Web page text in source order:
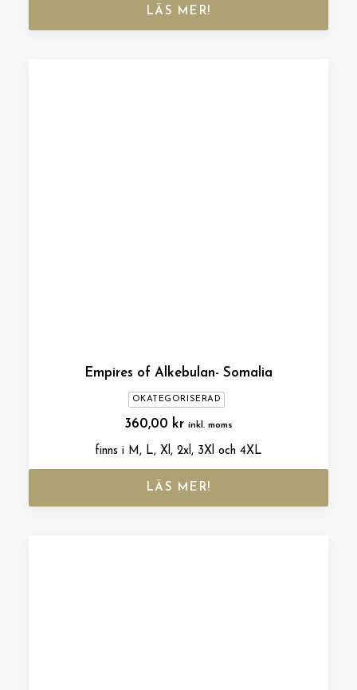
LÄS MER!
Empires of Alkebulan- Somalia
OKATEGORISERAD
360,00 kr inkl. moms
finns i M, L, Xl, 2xl, 3Xl och 4XL
LÄS MER!